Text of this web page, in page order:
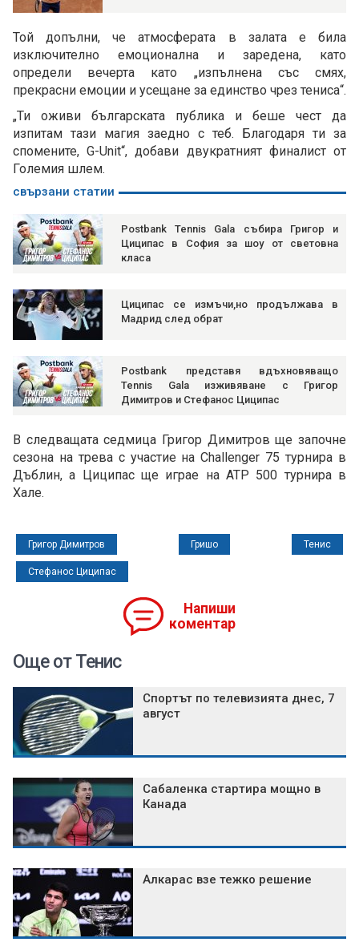
Той допълни, че атмосферата в залата е била
изключително емоционална и заредена, като
определи вечерта като „изпълнена със смях,
прекрасни емоции и усещане за единство чрез тениса“.
„Ти оживи българската публика и беше чест да
изпитам тази магия заедно с теб. Благодаря ти за
спомените, G-Unit“, добави двукратният финалист от
Големия шлем.
свързани статии
Postbank Tennis Gala събира Григор и
Циципас в София за шоу от световна
класа
Циципас се измъчи,но продължава в
Мадрид след обрат
Postbank представя вдъхновяващо
Tennis Gala изживяване с Григор
Димитров и Стефанос Циципас
В следващата седмица Григор Димитров ще започне
сезона на трева с участие на Challenger 75 турнира в
Дъблин, а Циципас ще играе на ATP 500 турнира в
Хале.
Григор Димитров Гришо Тенис
Стефанос Циципас
Напиши
коментар
Още от Тенис
Спортът по телевизията днес, 7
август
Сабаленка стартира мощно в
Канада
Алкарас взе тежко решение